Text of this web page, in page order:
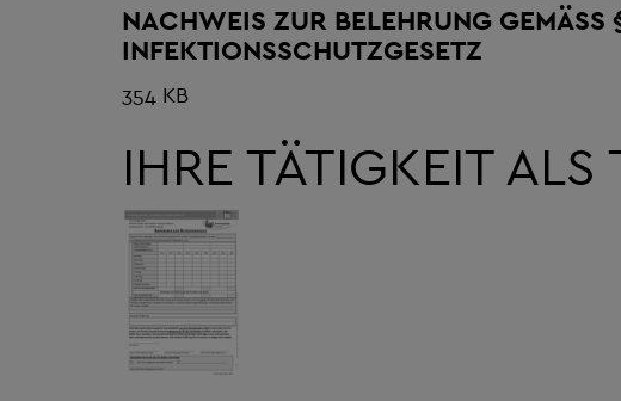
NACHWEIS ZUR BELEHRUNG GEMÄSS
NFEKTIONSSCHUTZGESETZ
354 KB
IHRE TÄTIGKEIT ALS